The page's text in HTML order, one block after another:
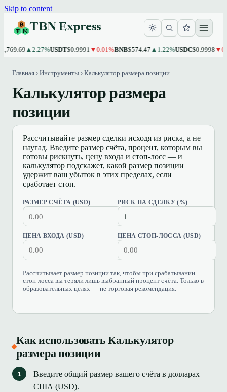
Skip to content
TBN Express
▲2.27%USDT$0.9991▼0.01%BNB$574.47▲1.22%USDC$0.9998
Главная › Инструменты › Калькулятор размера позиции
Калькулятор размера
позиции
Рассчитывайте размер сделки исходя из риска, а не
наугад. Введите размер счёта, процент, которым вы
готовы рискнуть, цену входа и стоп-лосс — и
калькулятор подскажет, какой размер позиции
удержит ваш убыток в этих пределах, если
сработает стоп.
РАЗМЕР СЧЁТА (USD) РИСК НА СДЕЛКУ (%)
ЦЕНА ВХОДА (USD) ЦЕНА СТОП-ЛОССА (USD)
Рассчитывает размер позиции так, чтобы при срабатывании
стоп-лосса вы теряли лишь выбранный процент счёта. Только в
образовательных целях — не торговая рекомендация.
Как использовать Калькулятор
размера позиции
Введите общий размер вашего счёта в долларах
США (USD).